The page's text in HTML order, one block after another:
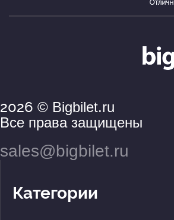
2026 © Bigbilet.ru
Все права защищены
sales@bigbilet.ru
Категории